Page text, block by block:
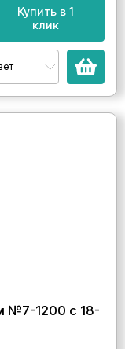
Купить в 1
клик
№7-1200 с 18-